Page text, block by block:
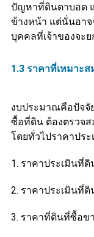
ปัญหาที่ดินตาบอด
ข้างหน้า แต่นั่นอา
บุคคลที่เจ้าของจะ
1.3 ราคาที่เหมาะส
งบประมาณคือปัจจั
ซื้อที่ดิน ต้องตรวจ
โดยทั่วไปราคาปร
1. ราคาประเมินที่
2. ราคาประเมินที่
3. ราคาที่ดินที่ซื้อข